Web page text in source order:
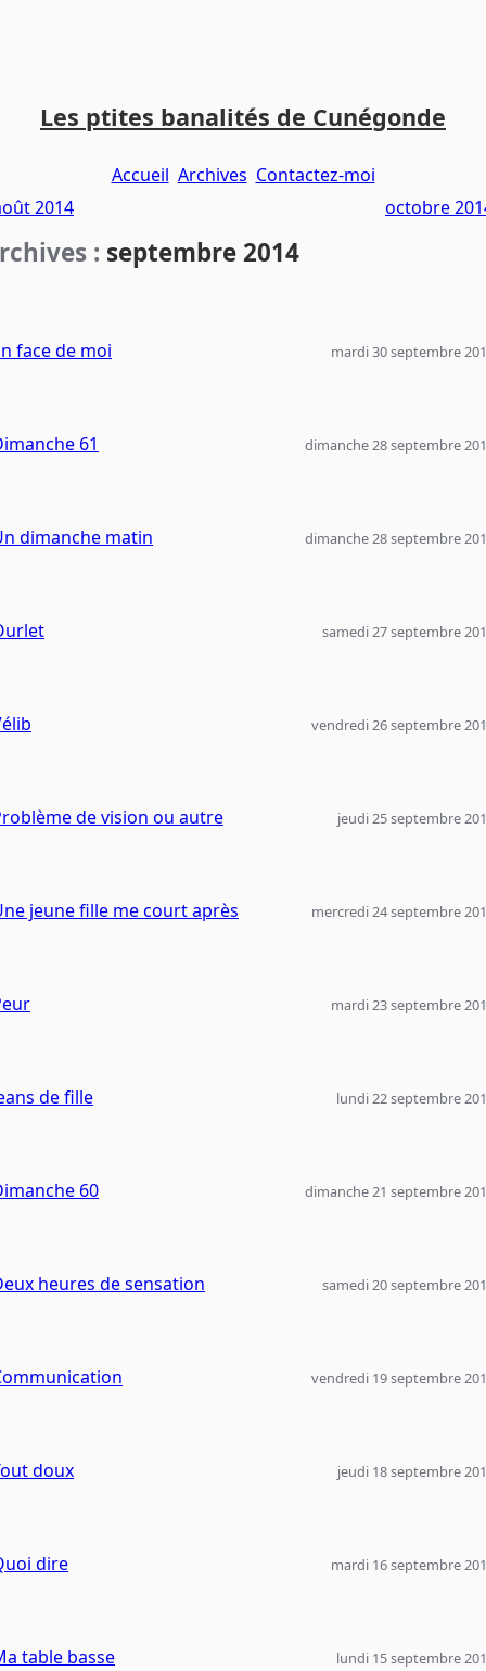
Les ptites banalités de Cunégonde
Accueil Archives Contactez-moi
2014
octobre
: septembre 2014
face de moi mardi 30 septembre
61 dimanche 28 septembre
dimanche matin dimanche 28 septembre
samedi 27 septembre
vendredi 26 septembre
de vision ou autre jeudi 25 septembre
jeune fille me court après mercredi 24 septembre
mardi 23 septembre
de fille lundi 22 septembre
60 dimanche 21 septembre
heures de sensation samedi 20 septembre
vendredi 19 septembre
doux jeudi 18 septembre
dire mardi 16 septembre
table basse lundi 15 septembre